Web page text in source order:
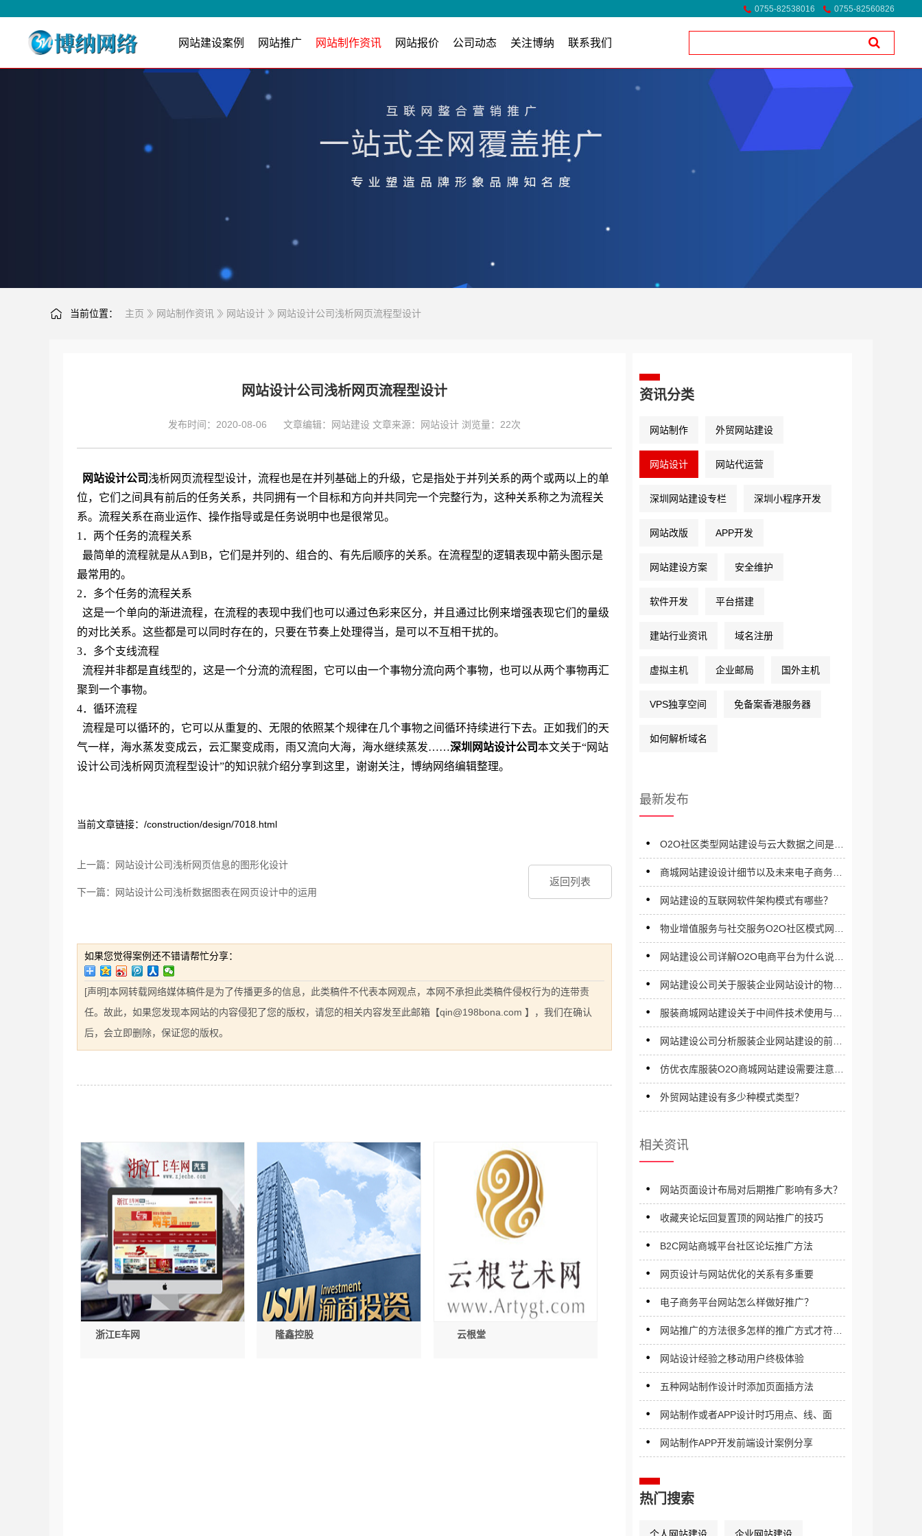
0755-82538016 0755-82560826
网站建设案例 网站推广 网站制作资讯 网站报价 公司动态 关注博纳 联系我们
当前位置： 主页 网站制作资讯 网站设计 网站设计公司浅析网页流程型设计
网站设计公司浅析网页流程型设计
发布时间：2020-08-06 文章编辑： 网站建设 文章来源： 网站设计 浏览量： 22次
网站设计公司浅析网页流程型设计，流程也是在并列基础上的升级，它是指处于并列关系的两个或两以上的单
位，它们之间具有前后的任务关系，共同拥有一个目标和方向并共同完一个完整行为，这种关系称之为流程关
系。流程关系在商业运作、操作指导或是任务说明中也是很常见。
1．两个任务的流程关系
最简单的流程就是从A到B，它们是并列的、组合的、有先后顺序的关系。在流程型的逻辑表现中箭头图示是
最常用的。
2．多个任务的流程关系
这是一个单向的渐进流程，在流程的表现中我们也可以通过色彩来区分，并且通过比例来增强表现它们的量级
的对比关系。这些都是可以同时存在的，只要在节奏上处理得当，是可以不互相干扰的。
3．多个支线流程
流程并非都是直线型的，这是一个分流的流程图，它可以由一个事物分流向两个事物，也可以从两个事物再汇
聚到一个事物。
4．循环流程
流程是可以循环的，它可以从重复的、无限的依照某个规律在几个事物之间循环持续进行下去。正如我们的天
气一样，海水蒸发变成云，云汇聚变成雨，雨又流向大海，海水继续蒸发……深圳网站设计公司本文关于“网站
设计公司浅析网页流程型设计”的知识就介绍分享到这里，谢谢关注，博纳网络编辑整理。
当前文章链接：/construction/design/7018.html
上一篇：网站设计公司浅析网页信息的图形化设计
下一篇：网站设计公司浅析数据图表在网页设计中的运用
返回列表
如果您觉得案例还不错请帮忙分享：
[声明]本网转载网络媒体稿件是为了传播更多的信息，此类稿件不代表本网观点，本网不承担此类稿件侵权行为的连带责
任。故此，如果您发现本网站的内容侵犯了您的版权，请您的相关内容发至此邮箱【qin@198bona.com 】，我们在确认
后，会立即删除，保证您的版权。
浙江E车网 隆鑫控股 云根堂
资讯分类
网站制作 外贸网站建设
网站设计 网站代运营
深圳网站建设专栏 深圳小程序开发
网站改版 APP开发
网站建设方案 安全维护
软件开发 平台搭建
建站行业资讯 域名注册
虚拟主机 企业邮局 国外主机
VPS独享空间 免备案香港服务器
如何解析域名
最新发布
O2O社区类型网站建设与云大数据之间是什
商城网站建设设计细节以及未来电子商务发
网站建设的互联网软件架构模式有哪些？
物业增值服务与社交服务O2O社区模式网站
网站建设公司详解O2O电商平台为什么说是
网站建设公司关于服装企业网站设计的物理
服装商城网站建设关于中间件技术使用与总
网站建设公司分析服装企业网站建设的前景
仿优衣库服装O2O商城网站建设需要注意些
外贸网站建设有多少种模式类型？
相关资讯
网站页面设计布局对后期推广影响有多大？
收藏夹论坛回复置顶的网站推广的技巧
B2C网站商城平台社区论坛推广方法
网页设计与网站优化的关系有多重要
电子商务平台网站怎么样做好推广？
网站推广的方法很多怎样的推广方式才符合
网站设计经验之移动用户终极体验
五种网站制作设计时添加页面插方法
网站制作或者APP设计时巧用点、线、面
网站制作APP开发前端设计案例分享
热门搜索